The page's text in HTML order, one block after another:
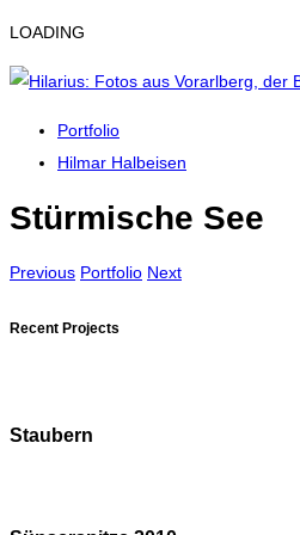
LOADING
Portfolio
Hilmar Halbeisen
Stürmische See
Previous Portfolio Next
Recent Projects
Staubern